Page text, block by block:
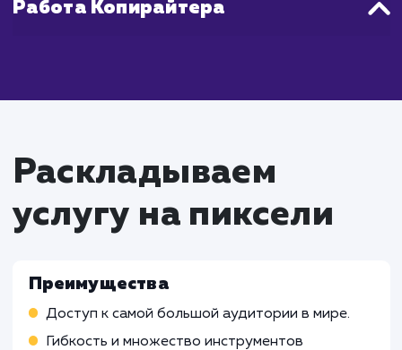
настройки и ведение
Google Adwords
Работа Специалиста по
рекламе